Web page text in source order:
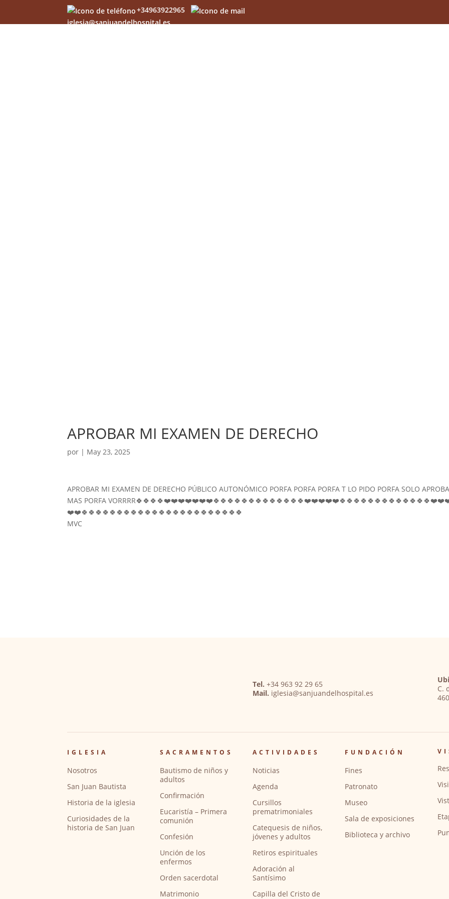
+34963922965
iglesia@sanjuandelhospital.es
APROBAR MI EXAMEN DE DERECHO
por | May 23, 2025
APROBAR MI EXAMEN DE DERECHO PÚBLICO AUTONÓMICO PORFA PORFA PORFA T LO PIDO PORFA SOLO
MAS PORFA
❤️❤️🍀🍀🍀🍀🍀🍀🍀🍀🍀🍀🍀🍀🍀🍀🍀🍀🍀🍀🍀🍀🍀🍀🍀
MVC
Tel. +34 963 92 29 65
Mail. iglesia@sanjuandelhospital.es
C.
IGLESIA
Nosotros
San Juan Bautista
Historia de la iglesia
Curiosidades de la
historia de San Juan
SACRAMENTOS
Bautismo de niños y
adultos
Confirmación
Eucaristía – Primera
comunión
Confesión
Unción de los
enfermos
Orden sacerdotal
Matrimonio
ACTIVIDADES
Noticias
Agenda
Cursillos
prematrimoniales
Catequesis de niños,
jóvenes y adultos
Retiros espirituales
Adoración al
Santísimo
Capilla del Cristo de
FUNDACIÓN
Fines
Patronato
Museo
Sala de exposiciones
Biblioteca y archivo